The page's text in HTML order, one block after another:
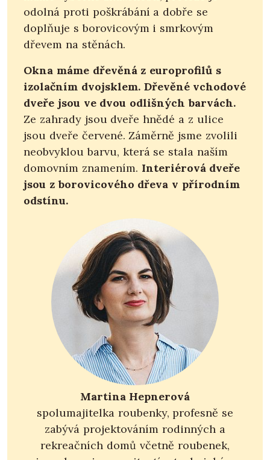
odolná proti poškrábání a dobře se
doplňuje s borovicovým i smrkovým
dřevem na stěnách.
Okna máme dřevěná z europrofilů s
izolačním dvojsklem. Dřevěné vchodové
dveře jsou ve dvou odlišných barvách.
Ze zahrady jsou dveře hnědé a z ulice
jsou dveře červené. Záměrně jsme zvolili
neobvyklou barvu, která se stala naším
domovním znamením. Interiérová dveře
jsou z borovicového dřeva v přírodním
odstínu.
Martina Hepnerová
spolumajitelka roubenky, profesně se
zabývá projektováním rodinných a
rekreačních domů včetně roubenek,